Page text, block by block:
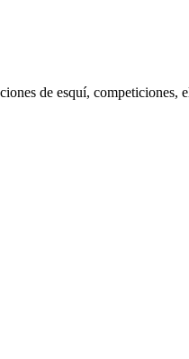
de esquí, competiciones,